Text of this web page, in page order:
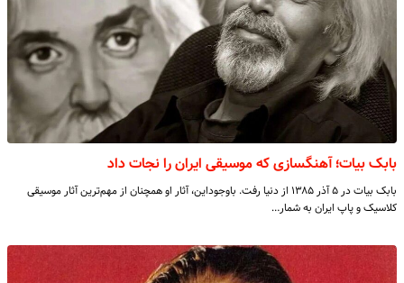
بابک بیات؛ آهنگسازی که موسیقی ایران را نجات داد
بابک بیات در ۵ آذر ۱۳۸۵ از دنیا رفت. باوجوداین، آثار او همچنان از مهم‌ترین آثار موسیقی
کلاسیک و پاپ ایران به شمار…